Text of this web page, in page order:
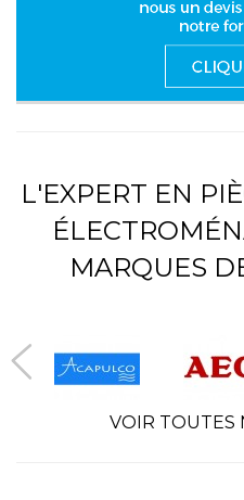
L'EXPERT EN
MARQUES
VOIR TOUTES